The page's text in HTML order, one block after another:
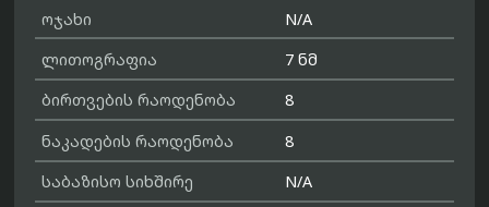
ოჯახი
N/A
ლითოგრაფია
7 ნმ
ბირთვების რაოდენობა
8
ნაკადების რაოდენობა
8
საბაზისო სიხშირე
N/A